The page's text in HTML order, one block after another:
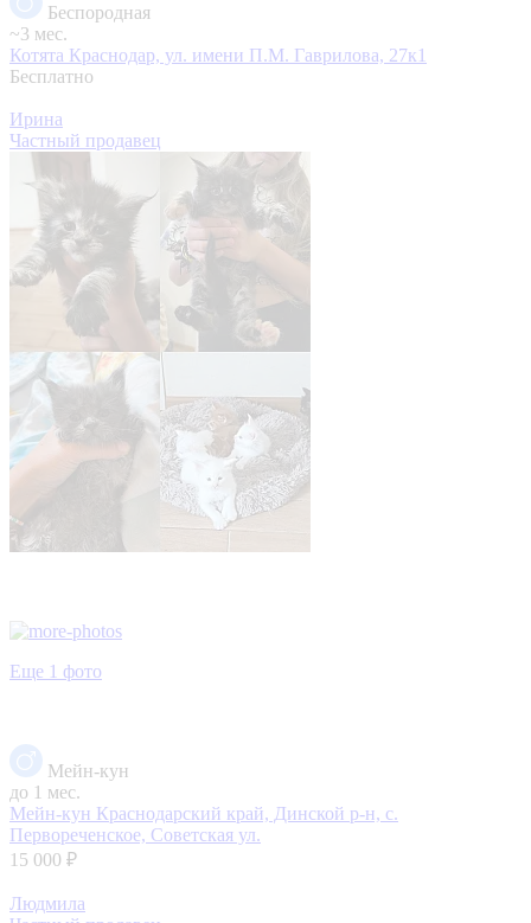
Беспородная
~3 мес.
Котята Краснодар, ул. имени П.М. Гаврилова, 27к1
Бесплатно
Ирина
Частный продавец
Еще 1 фото
Мейн-кун
до 1 мес.
Мейн-кун Краснодарский край, Динской р-н, с.
Первореченское, Советская ул.
15 000 ₽
Людмила